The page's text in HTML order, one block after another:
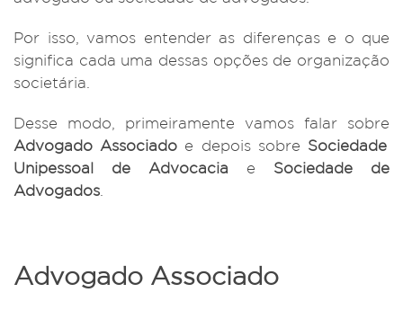
Por isso, vamos entender as diferenças e o que
significa cada uma dessas opções de organização
societária.
Desse modo, primeiramente vamos falar sobre
Advogado Associado e depois sobre Sociedade
Unipessoal de Advocacia e Sociedade de
Advogados
Advogado Associado